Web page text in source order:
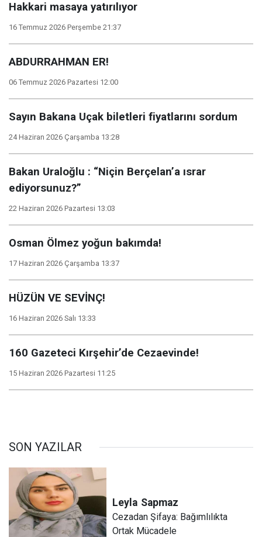
Hakkari masaya yatırılıyor
16 Temmuz 2026 Perşembe 21:37
ABDURRAHMAN ER!
06 Temmuz 2026 Pazartesi 12:00
Sayın Bakana Uçak biletleri fiyatlarını sordum
24 Haziran 2026 Çarşamba 13:28
Bakan Uraloğlu : “Niçin Berçelan’a ısrar
ediyorsunuz?”
22 Haziran 2026 Pazartesi 13:03
Osman Ölmez yoğun bakımda!
17 Haziran 2026 Çarşamba 13:37
HÜZÜN VE SEVİNÇ!
16 Haziran 2026 Salı 13:33
160 Gazeteci Kırşehir’de Cezaevinde!
15 Haziran 2026 Pazartesi 11:25
SON YAZILAR
Leyla Sapmaz
​Cezadan Şifaya: Bağımlılıkta
Ortak Mücadele